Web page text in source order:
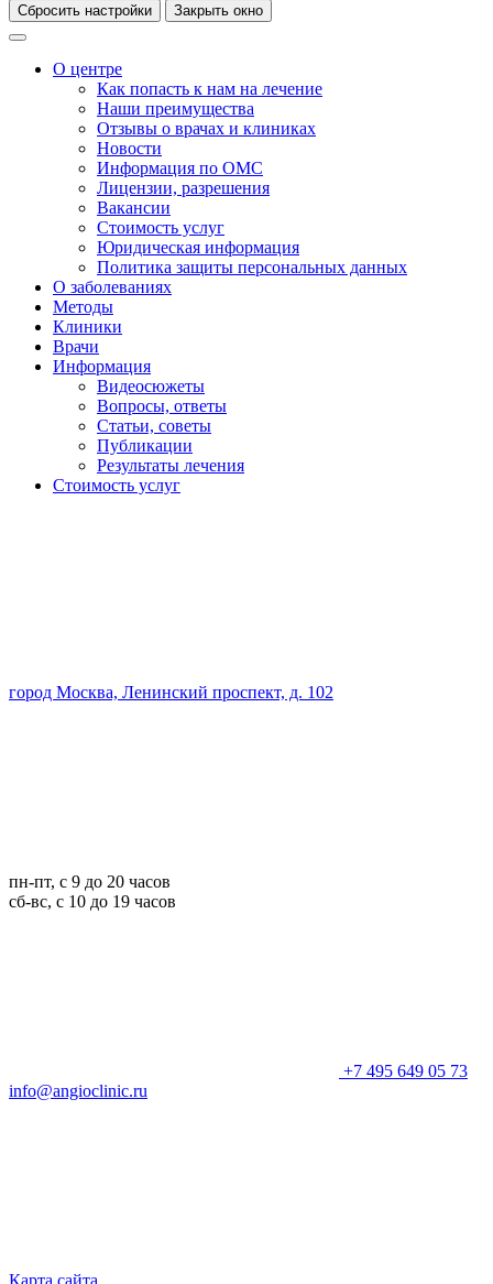
Сбросить настройки Закрыть окно
О центре
Как попасть к нам на лечение
Наши преимущества
Отзывы о врачах и клиниках
Новости
Информация по ОМС
Лицензии, разрешения
Вакансии
Стоимость услуг
Юридическая информация
Политика защиты персональных данных
О заболеваниях
Методы
Клиники
Врачи
Информация
Видеосюжеты
Вопросы, ответы
Статьи, советы
Публикации
Результаты лечения
Стоимость услуг
город Москва, Ленинский проспект, д. 102
пн-пт, с 9 до 20 часов
сб-вс, с 10 до 19 часов
+7 495 649 05 73
info@angioclinic.ru
Карта сайта